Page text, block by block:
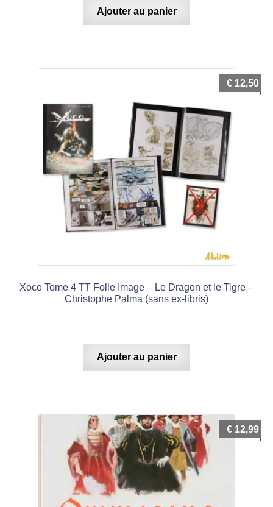
Ajouter au panier
Xoco Tome 4 TT Folle Image – Le Dragon et le Tigre –
Christophe Palma (sans ex-libris)
€ 12,50
Ajouter au panier
€ 12,99